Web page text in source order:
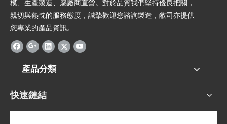
模、生產製造、屬廠商直營。對於品質我們堅持優良把關，
親切與熱忱的服務態度，誠摯歡迎您諮詢製造，敝司亦提供
您專業的產品資訊。
產品分類
快速鏈結